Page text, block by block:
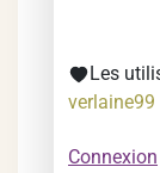
Les
verlaine99
Connexion